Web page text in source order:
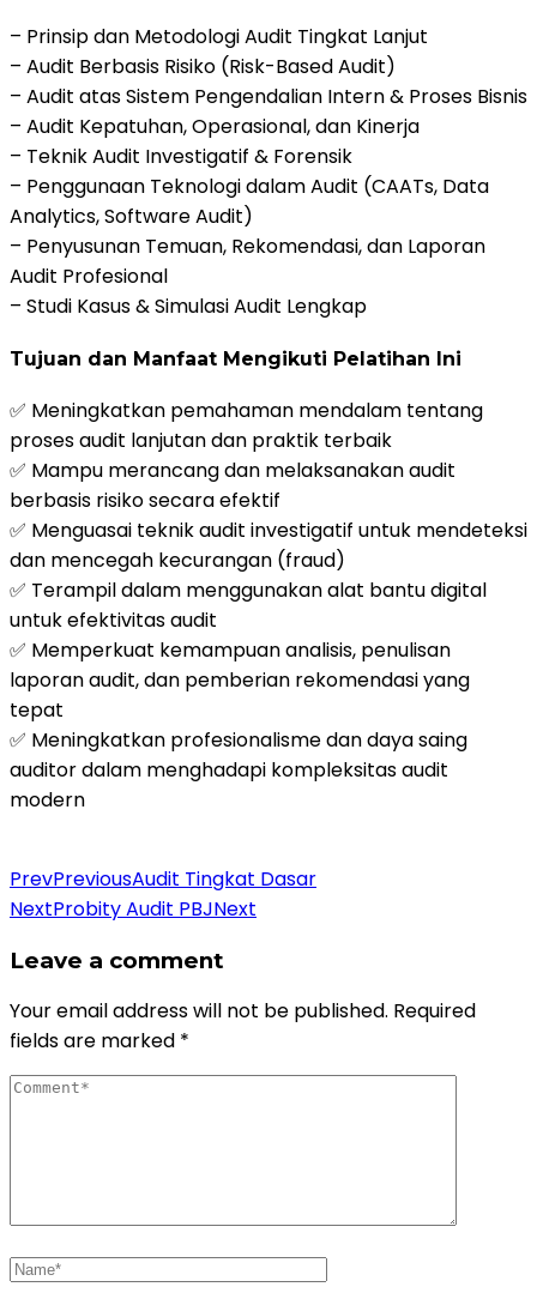
– Prinsip dan Metodologi Audit Tingkat Lanjut
– Audit Berbasis Risiko (Risk-Based Audit)
– Audit atas Sistem Pengendalian Intern & Proses Bisnis
– Audit Kepatuhan, Operasional, dan Kinerja
– Teknik Audit Investigatif & Forensik
– Penggunaan Teknologi dalam Audit (CAATs, Data
Analytics, Software Audit)
– Penyusunan Temuan, Rekomendasi, dan Laporan
Audit Profesional
– Studi Kasus & Simulasi Audit Lengkap
Tujuan dan Manfaat Mengikuti Pelatihan Ini
✅ Meningkatkan pemahaman mendalam tentang
proses audit lanjutan dan praktik terbaik
✅ Mampu merancang dan melaksanakan audit
berbasis risiko secara efektif
✅ Menguasai teknik audit investigatif untuk mendeteksi
dan mencegah kecurangan (fraud)
✅ Terampil dalam menggunakan alat bantu digital
untuk efektivitas audit
✅ Memperkuat kemampuan analisis, penulisan
laporan audit, dan pemberian rekomendasi yang
tepat
✅ Meningkatkan profesionalisme dan daya saing
auditor dalam menghadapi kompleksitas audit
modern
PrevPreviousAudit Tingkat Dasar
NextProbity Audit PBJNext
Leave a comment
Your email address will not be published. Required
fields are marked *